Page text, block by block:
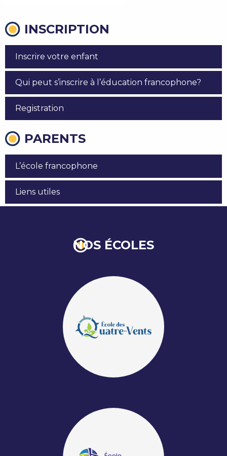
INSCRIPTION
Inscrire votre enfant
Qui peut s’inscrire à l’éducation francophone?
Registration
PARENTS
L’école francophone
Liens utiles
NOS ÉCOLES